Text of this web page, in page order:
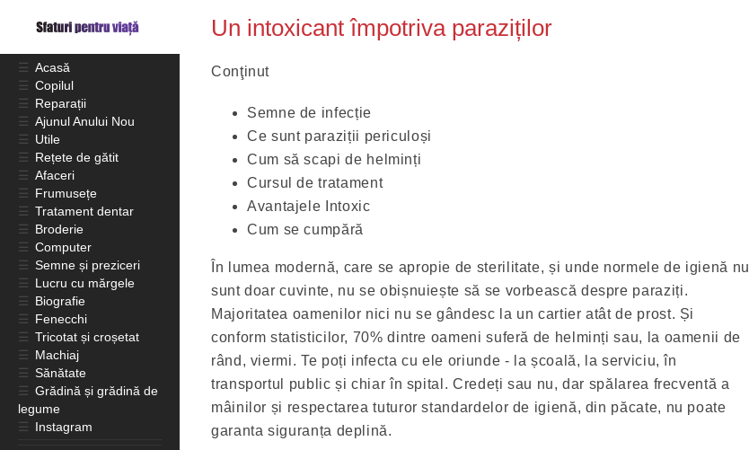
Un intoxicant împotriva paraziților
Conţinut
Semne de infecție
Ce sunt paraziții periculoși
Cum să scapi de helminți
Cursul de tratament
Avantajele Intoxic
Cum se cumpără
În lumea modernă, care se apropie de sterilitate, și unde normele de igienă nu
sunt doar cuvinte, nu se obișnuiește să se vorbească despre paraziți.
Majoritatea oamenilor nici nu se gândesc la un cartier atât de prost. Și
conform statisticilor, 70% dintre oameni suferă de helminți sau, la oamenii de
rând, viermi. Te poți infecta cu ele oriunde - la școală, la serviciu, în
transportul public și chiar în spital. Credeți sau nu, dar spălarea frecventă a
mâinilor și respectarea tuturor standardelor de igienă, din păcate, nu poate
garanta siguranța deplină.
☰ Acasă
☰ Copilul
☰ Reparații
☰ Ajunul Anului Nou
☰ Utile
☰ Rețete de gătit
☰ Afaceri
☰ Frumusețe
☰ Tratament dentar
☰ Broderie
☰ Computer
☰ Semne și preziceri
☰ Lucru cu mărgele
☰ Biografie
☰ Fenecchi
☰ Tricotat și croșetat
☰ Machiaj
☰ Sănătate
☰ Grădină și grădină de
legume
☰ Instagram